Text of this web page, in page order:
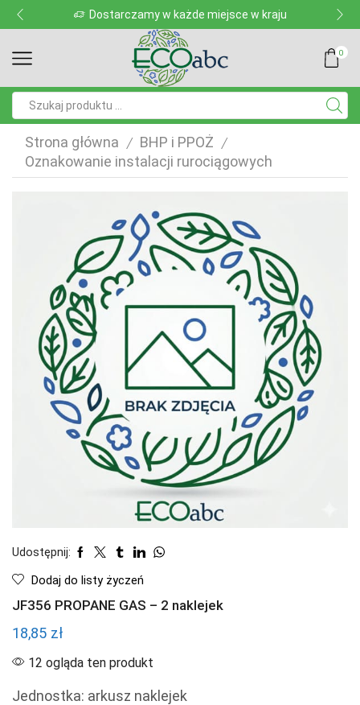
Dostarczamy w każde miejsce w kraju
0
Strona główna / BHP i PPOŻ /
Oznakowanie instalacji rurociągowych
Udostępnij:
Dodaj do listy życzeń
JF356 PROPANE GAS – 2 naklejek
18,85 zł
12 ogląda ten produkt
Jednostka: arkusz naklejek